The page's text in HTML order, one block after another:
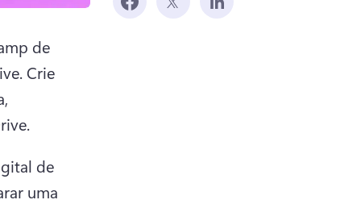
de
Crie
de
uma